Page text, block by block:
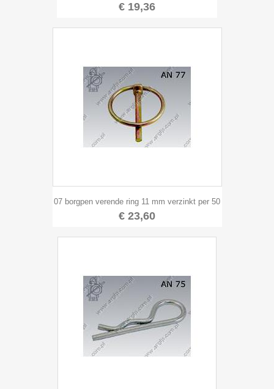
€ 19,36
07 borgpen verende ring 11 mm verzinkt per 50
€ 23,60